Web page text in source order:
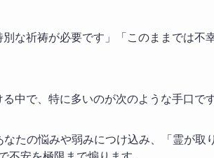
別な祈祷が必要です」「このままでは
中で、特に多いのが次のような手口です
なたの悩みや弱みにつけ込み、「霊が取